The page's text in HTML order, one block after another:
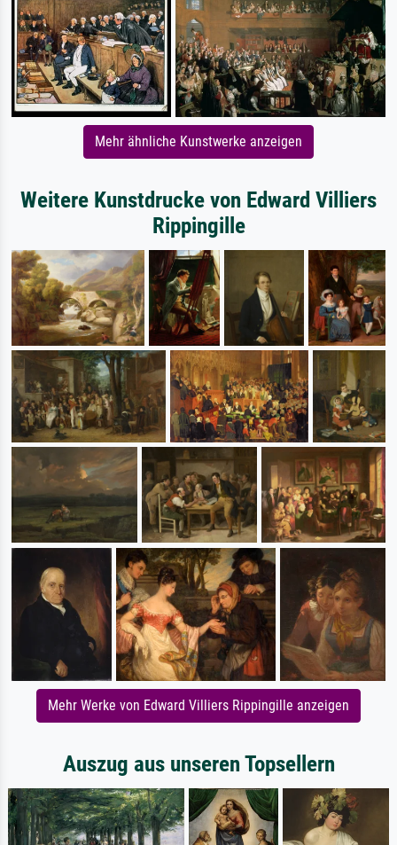
Mehr ähnliche Kunstwerke anzeigen
Weitere Kunstdrucke von Edward Villiers
Rippingille
Mehr Werke von Edward Villiers Rippingille anzeigen
Auszug aus unseren Topsellern